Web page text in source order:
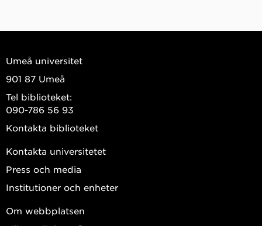
Umeå universitet
901 87 Umeå
Tel biblioteket:
090-786 56 93
Kontakta biblioteket
Kontakta universitetet
Press och media
Institutioner och enheter
Om webbplatsen